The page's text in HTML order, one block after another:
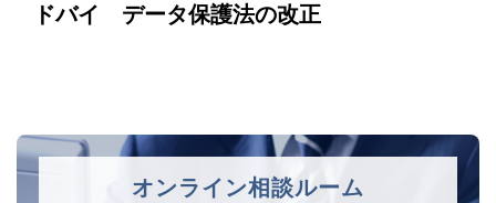
ドバイ データ保護法の改正
オンライン相談ルーム